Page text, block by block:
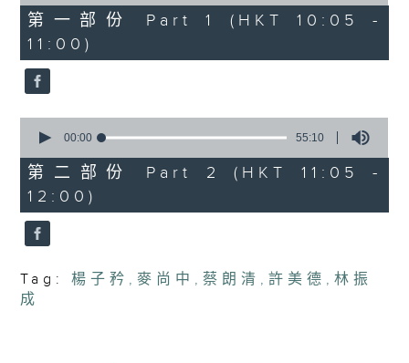
55
minutes,
10
seconds
第一部份 Part 1 (HKT 10:05 -
11:00)
seconds
55
minutes,
10
seconds
00:00 55:10
第二部份 Part 2 (HKT 11:05 -
12:00)
Tag: 楊子矜 ,麥尚中 ,蔡朗清 ,許美德 ,林振
成